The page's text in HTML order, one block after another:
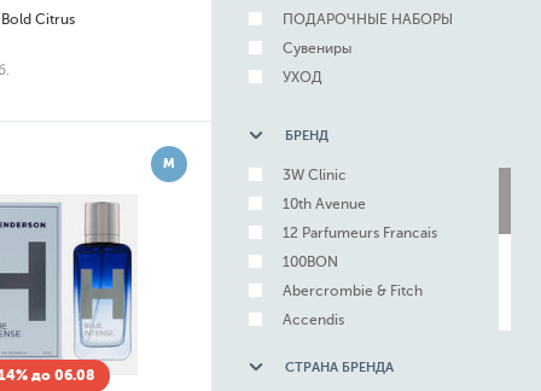
Citrus
М
до 06.08
ПОДАРОЧНЫЕ НАБОРЫ
Сувениры
УХОД
БРЕНД
3W Clinic
10th Avenue
12 Parfumeurs Francais
100BON
Abercrombie & Fitch
Accendis
СТРАНА БРЕНДА